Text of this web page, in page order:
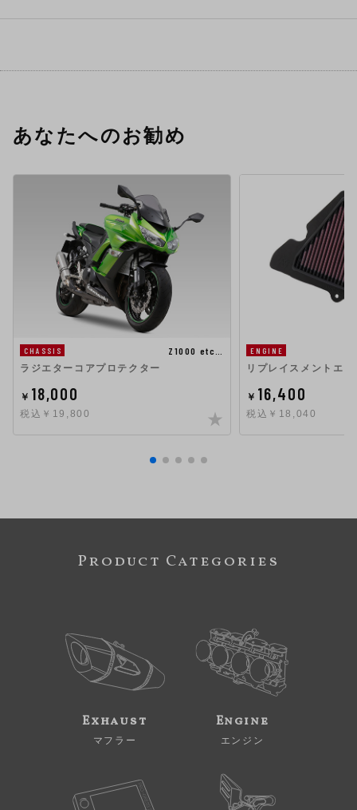
あなたへのお勧め
CHASSIS
Z1000 etc…
ラジエターコアプロテクター
￥ 18,000
税込￥19,800
ENGINE
リプレイスメントエ
￥ 16,400
税込￥18,040
Product Categories
Exhaust
マフラー
Engine
エンジン